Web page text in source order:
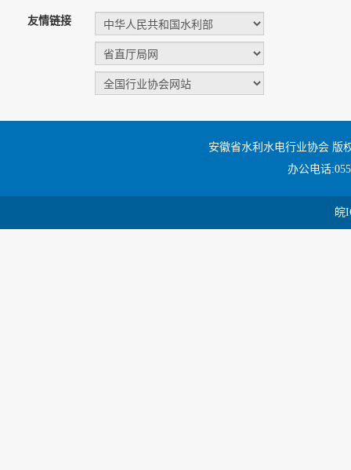
友情链接
安徽省水利水电行业协会 版
办公电话
皖